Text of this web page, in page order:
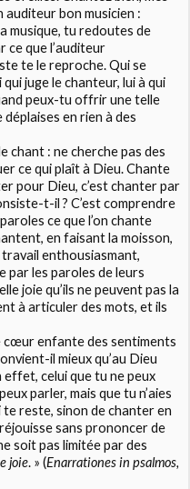
auditeur bon musicien :
musique, tu redoutes de
ce que l’auditeur
te le reproche. Qui se
juge le chanteur, lui à qui
peux-tu offrir une telle
en rien à des
chant : ne cherche pas des
ce qui plaît à Dieu. Chante
pour Dieu, c’est chanter par
t-il ? C’est comprendre
ce que l’on chante
en faisant la moisson,
travail enthousiasmant,
par les paroles de leurs
joie qu’ils ne peuvent pas la
à articuler des mots, et ils
cœur enfante des sentiments
il mieux qu’au Dieu
effet, celui que tu ne peux
parler, mais que tu n’aies
reste, sinon de chanter en
sans prononcer de
soit pas limitée par des
joie. » (Enarrationes in psalmos,